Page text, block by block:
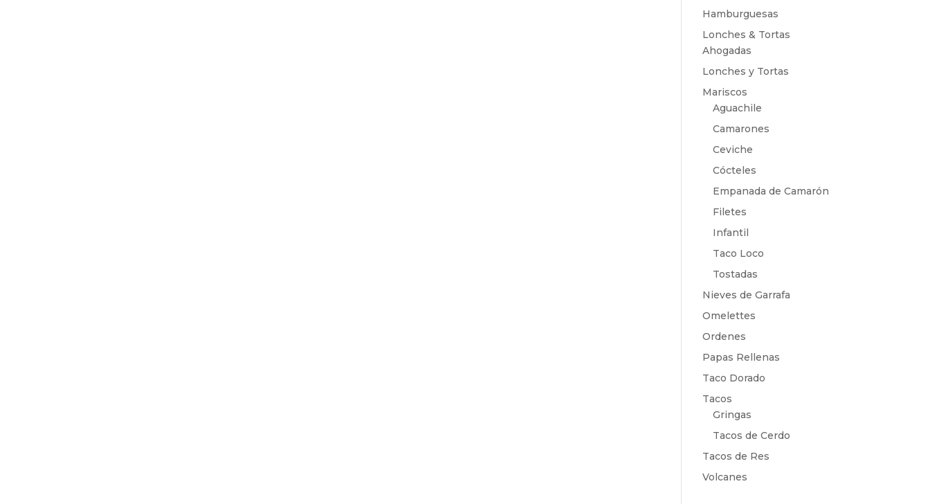
Hamburguesas
Lonches & Tortas
Ahogadas
Lonches y Tortas
Mariscos
Aguachile
Camarones
Ceviche
Cócteles
Empanada de Camarón
Filetes
Infantil
Taco Loco
Tostadas
Nieves de Garrafa
Omelettes
Ordenes
Papas Rellenas
Taco Dorado
Tacos
Gringas
Tacos de Cerdo
Tacos de Res
Volcanes